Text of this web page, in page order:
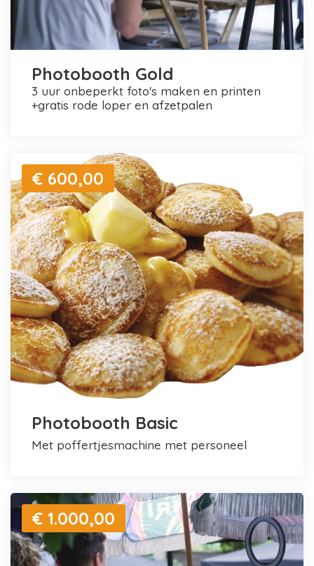
Photobooth Gold
3 uur onbeperkt foto's maken en printen
+gratis rode loper en afzetpalen
€ 600,00
Photobooth Basic
met poffertjesmachine met personeel
€ 1.000,00